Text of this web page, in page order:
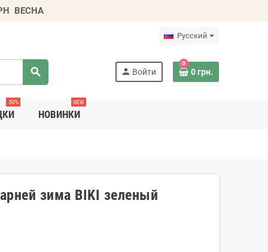
ВЕСНА
Русский
search person Войти
0
0 грн.
-50%
НОВИНКИ
NEW
зима BIKI зеленый